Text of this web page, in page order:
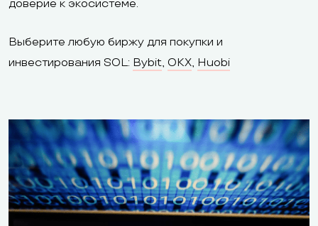
доверие к экосистеме.
Выберите любую биржу для покупки и
инвестирования SOL: Bybit, OKX, Huobi